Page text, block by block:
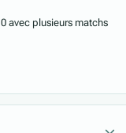
avec plusieurs matchs